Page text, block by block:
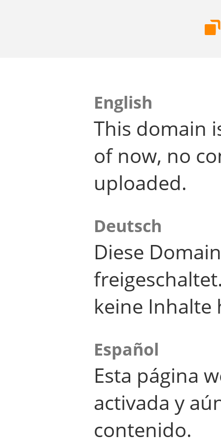
English
This domain
of now, no
uploaded.
Deutsch
Diese
keine Inhalte
Español
Esta página
activada y
contenido.